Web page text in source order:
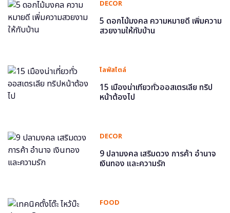
DECOR
5 ดอกไม้มงคล ความหมายดี เพิ่มความ
สวยงามให้กับบ้าน
ไลฟ์สไตล์
15 เมืองน่าเที่ยวทั่วออสเตรเลีย ทริป
หน้าต้องไป
DECOR
9 ปลามงคล เสริมดวง การค้า อำนาจ
เงินทอง และความรัก
FOOD